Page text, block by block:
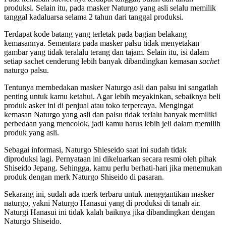
produksi. Selain itu, pada masker Naturgo yang asli selalu memilik
tanggal kadaluarsa selama 2 tahun dari tanggal produksi.
Terdapat kode batang yang terletak pada bagian belakang
kemasannya. Sementara pada masker palsu tidak menyetakan
gambar yang tidak teralalu terang dan tajam. Selain itu, isi dalam
setiap sachet cenderung lebih banyak dibandingkan kemasan sachet
naturgo palsu.
Tentunya membedakan masker Naturgo asli dan palsu ini sangatlah
penting untuk kamu ketahui. Agar lebih meyakinkan, sebaiknya beli
produk asker ini di penjual atau toko terpercaya. Mengingat
kemasan Naturgo yang asli dan palsu tidak terlalu banyak memiliki
perbedaan yang mencolok, jadi kamu harus lebih jeli dalam memilih
produk yang asli.
Sebagai informasi, Naturgo Shieseido saat ini sudah tidak
diproduksi lagi. Pernyataan ini dikeluarkan secara resmi oleh pihak
Shiseido Jepang. Sehingga, kamu perlu berhati-hari jika menemukan
produk dengan merk Naturgo Shiseido di pasaran.
Sekarang ini, sudah ada merk terbaru untuk menggantikan masker
naturgo, yakni Naturgo Hanasui yang di produksi di tanah air.
Naturgi Hanasui ini tidak kalah baiknya jika dibandingkan dengan
Naturgo Shiseido.